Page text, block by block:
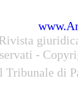
-
Tribunale di